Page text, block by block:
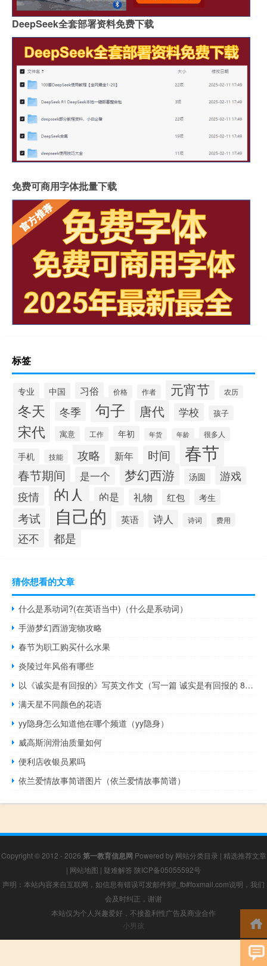
DeepSeek全套部署资料免费下载
免费可商用字体批量下载
标签
专业 中国 习俗 价格 作者 元宵节 农历
冬天 冬季 句子 唐代 学校 孩子
宋代 寓意 工作 年初 年货 年龄 很多人
手机 技能 攻略 新年 时间 春节
春节期间 是一个 梦幻西游 汤圆
游戏
疫情
的人 的是 礼物 红包 考生
考试 自己的 英语 诗人 诗词 费用
还不 都是
猜你想看的文章
什么是系动词?(在英语当中)（什么是系动词）
手游梦幻西游宠物攻略
春节为职工购买什么水果
炎陵过年风俗有哪些
以《诚实是有回报的》写英文作文（写一篇 诚实是有回报的 80字英语作文 急 1）
满天星不同颜色的花语
yy隐身怎么知道他在哪个频道（yy隐身）
威高斯润滑油质量如何
便利店收银员累吗
依兰爱情故事简谱图片（依兰爱情故事简谱）
Copyright © 2012 - 2026 第一教育信息网 Powered by 网站分类目录 | 精选推荐文章
| 网站地图 | 疑难解答 陕ICP备05055592号
声明：本站内容来自互联网，如信息有错误可发邮件到f_fb#foxmail.com说明，我们
会及时纠正，谢谢
本站仅为个人兴趣爱好，不接盈利性广告及商业合作
小男孩